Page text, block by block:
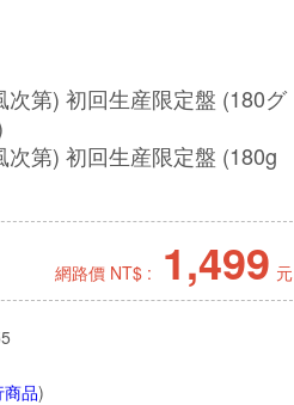
次第) 初回生産限定盤 (180グ
第) 初回生産限定盤 (180g
網路價 NT$ : 1,499 元
品)